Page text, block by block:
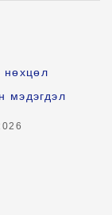
нөхцөл
мэдэгдэл